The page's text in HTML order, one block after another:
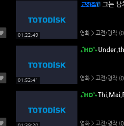
01:22:49
그는 납
영화 > 고전/명작
01:52:41 영화 > 고전/명작
영화 > 고전/명작